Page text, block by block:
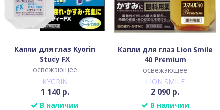
Капли для глаз Kyorin
Study FX
освежающее
KYORIN
1 140 р.
В наличии
Капли для глаз Lion Smile
40 Premium
освежающее
LION SMILE
2 090 р.
В наличии